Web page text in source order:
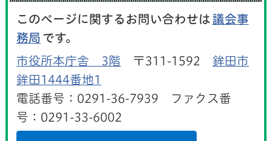
このページに関するお問い合わせは 議会事
務局 です。
市役所本庁舎 3階 〒311-1592 鉾田市
鉾田1444番地1
電話番号：0291-36-7939 ファクス番
号：0291-33-6002